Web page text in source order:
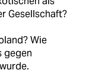
Gesellschaft?
Wie
gegen